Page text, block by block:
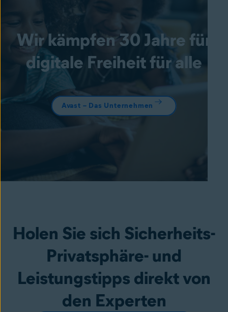
Wir kämpfen 30 Jahre für
digitale Freiheit für alle
Avast – Das Unternehmen
Holen Sie sich Sicherheits-
Privatsphäre- und
Leistungstipps direkt von
den Experten